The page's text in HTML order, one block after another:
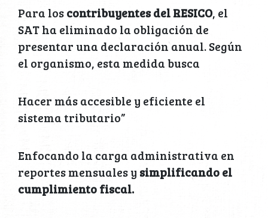
Para loscontribuyentes del RESICO, el
SAT ha eliminado la obligación de
presentar una declaración anual. Según
el organismo, esta medida busca
Hacer más accesible y eficiente el
sistema tributario”
Enfocando la carga administrativa en
reportes mensuales y simplificando el
cumplimiento fiscal.